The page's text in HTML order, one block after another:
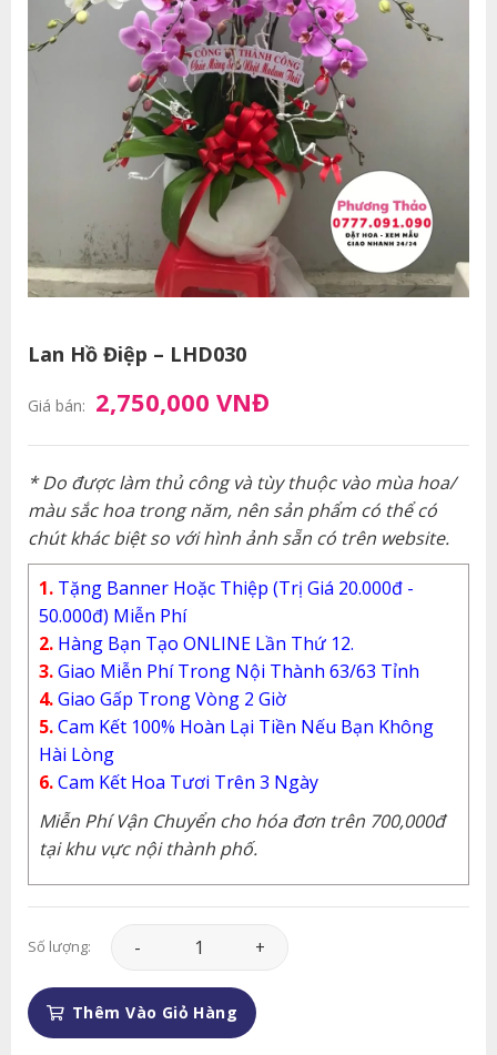
Lan Hồ Điệp – LHD030
Giá bán: 2,750,000 VNĐ
* Do được làm thủ công và tùy thuộc vào mùa hoa/
màu sắc hoa trong năm, nên sản phẩm có thể có
chút khác biệt so với hình ảnh sẵn có trên website.
1. Tặng Banner Hoặc Thiệp (Trị Giá 20.000đ -
50.000đ) Miễn Phí
2. Hàng Bạn Tạo ONLINE Lần Thứ 12.
3.Giao Miễn Phí Trong Nội Thành 63/63 Tỉnh
4.Giao Gấp Trong Vòng 2 Giờ
5.Cam Kết 100% Hoàn Lại Tiền Nếu Bạn Không
Hài Lòng
6.Cam Kết Hoa Tươi Trên 3 Ngày
Miễn Phí Vận Chuyển cho hóa đơn trên 700,000đ
tại khu vực nội thành phố.
Số lượng: Lan Hồ Điệp - LHD030 số lượng
Thêm Vào Giỏ Hàng